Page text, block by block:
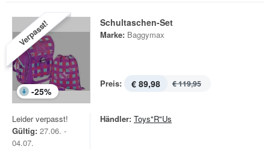
Verpasst!
-25%
Schultaschen-Set
Marke: Baggymax
Preis: € 89,98 € 119,95
Leider verpasst!
Gültig: 27.06. -
04.07.
Händler: Toys"R"Us